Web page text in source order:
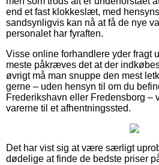
end et fast klokkeslæt, med
sandsynligvis kan nå at få de nye
personalet har fyraften.
Visse online forhandlere yder fragt
meste påkræves det at der indkøbes
øvrigt må man snuppe den mest
gerne – uden hensyn til om du
Frederikshavn eller Fredensborg –
varerne til et afhentningssted.
Det har vist sig at være særligt
dødelige at finde de bedste priser